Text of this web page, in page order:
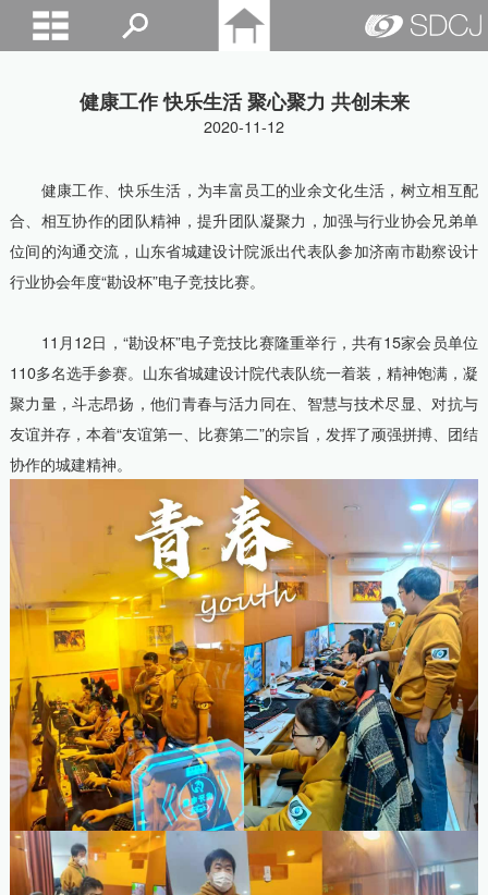
健康工作 快乐生活 聚心聚力 共创未来
2020-11-12
健康工作、快乐生活，为丰富员工的业余文化生活，树立相互配
合、相互协作的团队精神，提升团队凝聚力，加强与行业协会兄弟单
位间的沟通交流，山东省城建设计院派出代表队参加济南市勘察设计
行业协会年度“勘设杯”电子竞技比赛。
11 月 12日，“勘设杯”电子竞技比赛隆重举行，共有15家会员单位
110多名选手参赛。山东省城建设计院代表队统一着装，精神饱满，凝
聚力量，斗志昂扬，他们青春与活力同在、智慧与技术尽显、对抗与
友谊并存，本着“友谊第一、比赛第二”的宗旨，发挥了顽强拼搏、团结
协作的城建精神。